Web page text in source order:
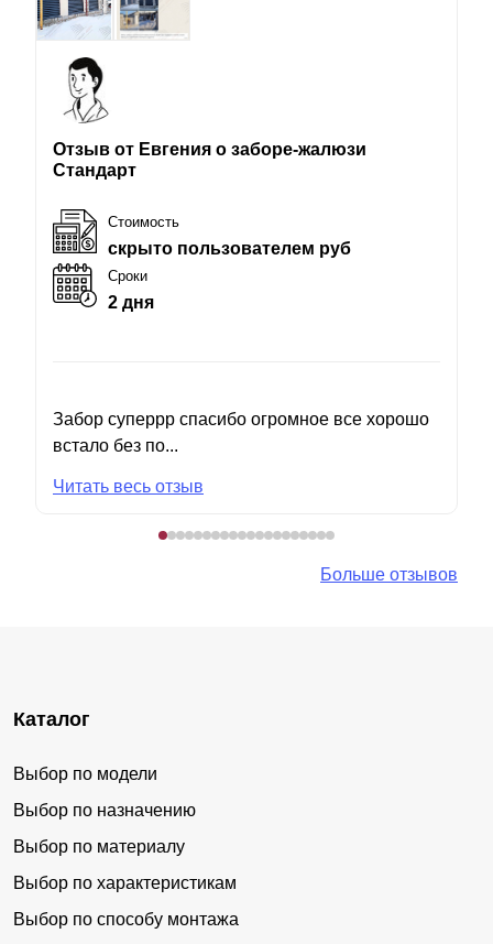
Отзыв от Евгения о заборе-жалюзи
Стандарт
Стоимость
скрыто пользователем руб
Сроки
2 дня
Забор суперрр спасибо огромное все хорошо
встало без по...
Читать весь отзыв
Больше отзывов
Каталог
Выбор по модели
Выбор по назначению
Выбор по материалу
Выбор по характеристикам
Выбор по способу монтажа